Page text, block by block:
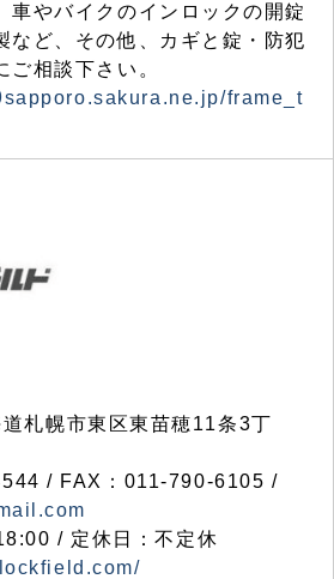
車やバイクのインロックの開錠
など、その他、カギと錠・防犯
相談下さい。
frame_t
札幌市東区東苗穂11条3丁
/ FAX：011-790-6105 /
/ 定休日：不定休